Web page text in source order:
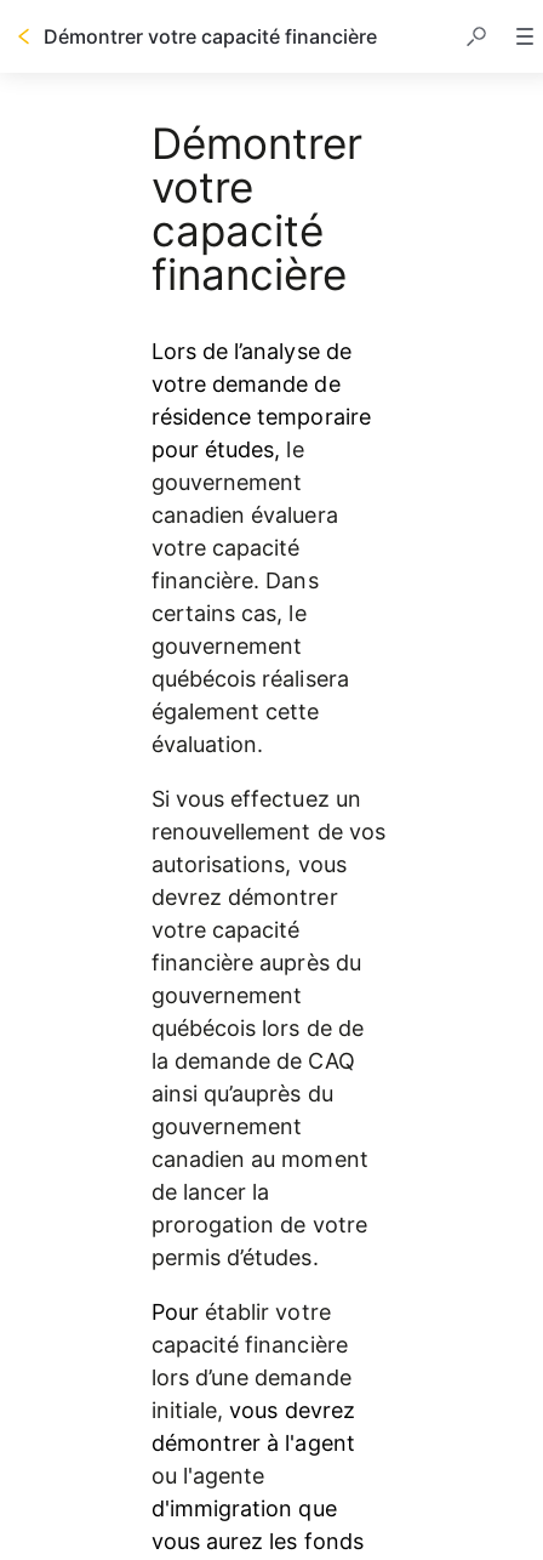
Démontrer votre capacité financière
Démontrer
votre
capacité
financière
Lors de l’analyse de
votre demande de
résidence temporaire
pour études, le
gouvernement
canadien évaluera
votre capacité
financière. Dans
certains cas, le
gouvernement
québécois réalisera
également cette
évaluation.
Si vous effectuez un
renouvellement de vos
autorisations, vous
devrez démontrer
votre capacité
financière auprès du
gouvernement
québécois lors de de
la demande de CAQ
ainsi qu’auprès du
gouvernement
canadien au moment
de lancer la
prorogation de votre
permis d’études.
Pour établir votre
capacité financière
lors d’une demande
initiale, vous devrez
démontrer à l'agent
ou l'agente
d'immigration que
vous aurez les fonds